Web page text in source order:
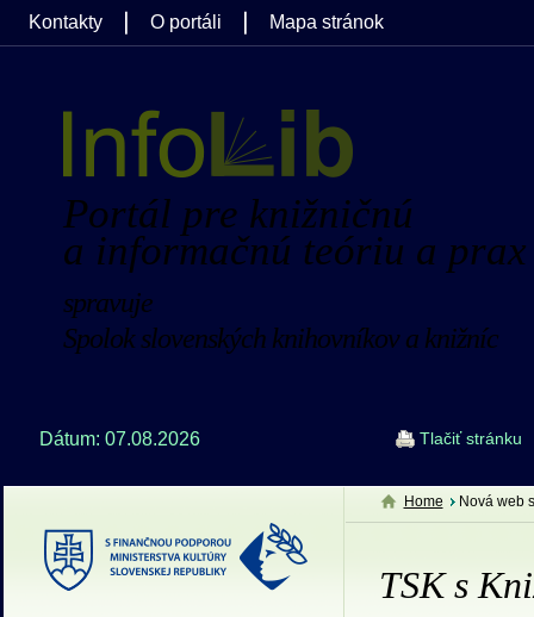
Portál pre knižničnú
a informačnú teóriu a prax
spravuje
Spolok slovenských knihovníkov a knižníc
Dátum: 07.08.2026 Tlačiť stránku
Kontakty O portáli Mapa stránok
Home Nová web
TSK s